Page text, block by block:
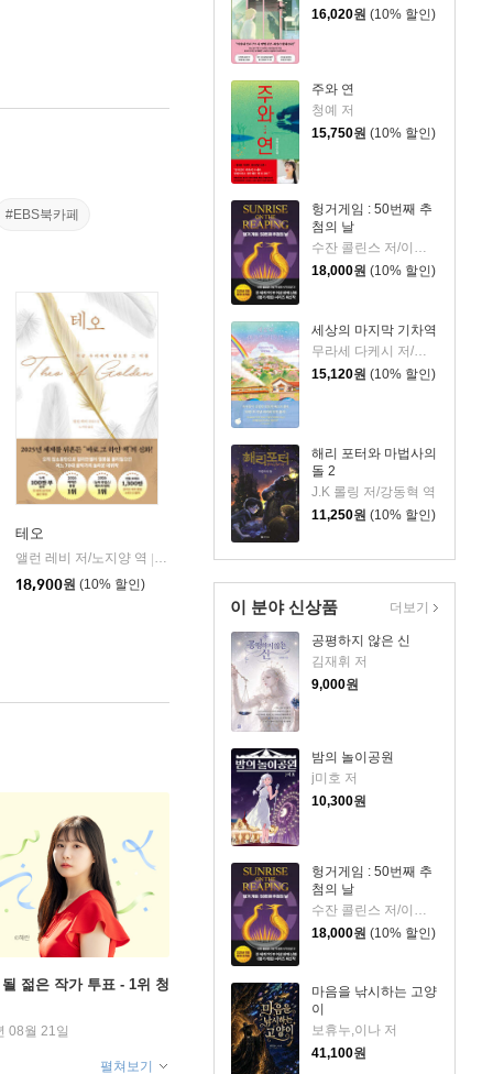
16,020원 (10% 할인)
주와 연
청예 저
15,750원 (10% 할인)
헝거게임 : 50번째 추
첨의 날
수잔 콜린스 저/이원열 역
18,000원 (10% 할인)
세상의 마지막 기차역
15,120원 (10% 할인)
해리 포터와 마법사의
돌 2
J.K 롤링 저/강동혁 역
11,250원 (10% 할인)
이 분야 신상품
공평하지 않은 신
김재휘 저
9,000원
밤의 놀이공원
j미호 저
10,300원
헝거게임 : 50번째 추
첨의 날
18,000원 (10% 할인)
마음을 낚시하는 고양
이
보휴누,이나 저
41,100원
더보기
#EBS북카페
테오
앨런 레비 저/노지양 역
오팬하우스
18,900원 (10% 할인)
젊은 작가 투표 - 1위 청
08월 21일
펼쳐보기